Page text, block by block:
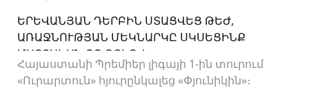
ԵՐԵՎԱՆՅԱՆ ԴԵՐԲԻՆ ՍՏԱՑՎԵՑ ԹԵԺ,
ԱՌԱՋՆՈՒԹՅԱՆ ՄԵԿՆԱՐԿԸ ՍԿՍԵՑԻՆՔ
ՄԱՐՏԱԿԱՆ ՈՉ-ՈՔԻՈՎ
Հայաստանի Պրեմիեր լիգայի 1-ին տուրում
«Ուրարտուն» հյուրընկալեց «Փյունիկին»։